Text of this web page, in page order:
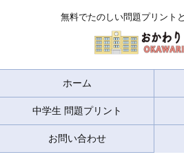
無料でたのしい問題プリント
ホーム
中学生 問題プリント
お問い合わせ